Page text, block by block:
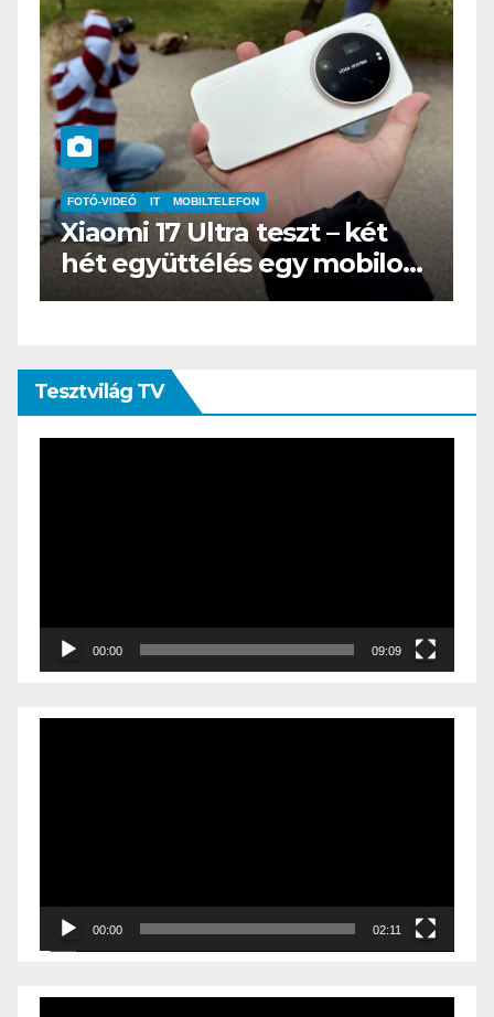
IT MŰSZAKI
BOOX Go 10.3 teszt – Amikor
az e-book olvasó felnő, és
öltönyt húz
Tesztvilág TV
00:00 09:09
00:00 02:11